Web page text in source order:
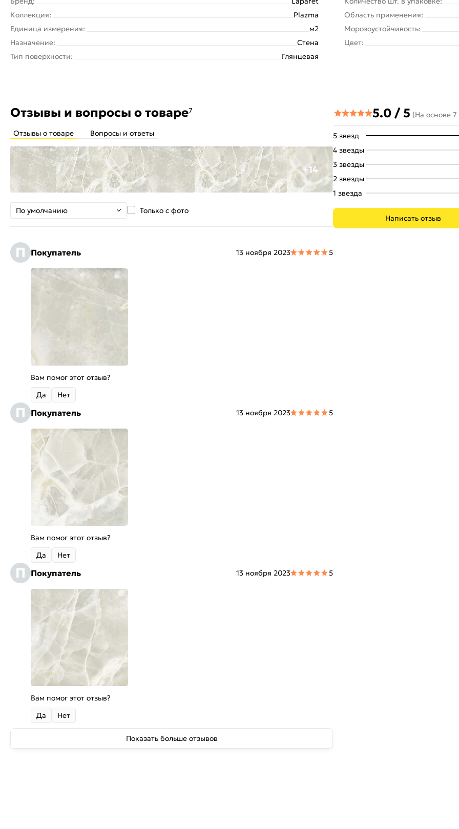
Коллекция:
Plazma
Единица измерения:
м2
Назначение:
Стена
Тип поверхности:
Глянцевая
Область применения:
Морозоустойчивость:
Цвет:
Отзывы и вопросы о товаре7
Отзывы о товаре Вопросы и ответы
+14
По умолчанию Только с фото
П Покупатель 13 ноября 2023 5
Вам помог этот отзыв?
Да
Нет
П Покупатель 13 ноября 2023 5
Вам помог этот отзыв?
Да
Нет
П Покупатель 13 ноября 2023 5
Вам помог этот отзыв?
Да
Нет
Показать больше отзывов
5.0 / 5 (На основе
5 звезд
4 звезды
3 звезды
2 звезды
1 звезда
Написать отзыв